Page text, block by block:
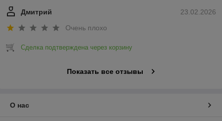
23.02.2026
Дмитрий
Очень плохо
Сделка подтверждена через корзину
Показать все отзывы
О нас